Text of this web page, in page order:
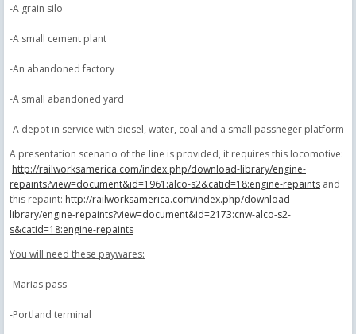
-A grain silo
-A small cement plant
-An abandoned factory
-A small abandoned yard
-A depot in service with diesel, water, coal and a small passneger platform
A presentation scenario of the line is provided, it requires this locomotive:
http://railworksamerica.com/index.php/download-library/engine-
repaints?view=document&id=1961:alco-s2&catid=18:engine-repaints and
this repaint: http://railworksamerica.com/index.php/download-
library/engine-repaints?view=document&id=2173:cnw-alco-s2-
s&catid=18:engine-repaints
You will need these paywares:
-Marias pass
-Portland terminal